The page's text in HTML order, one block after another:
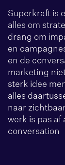
Superkraft is
alles om
drang om
en
en de
marketing
sterk idee
alles
naar
werk is pas af
conversation